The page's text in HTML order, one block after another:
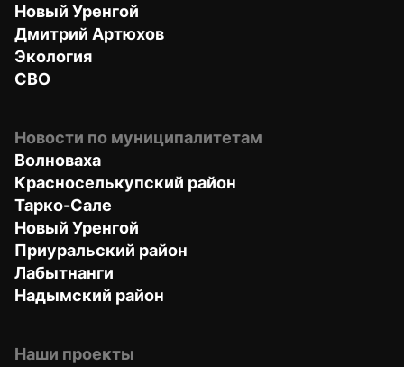
Новый Уренгой
Дмитрий Артюхов
Экология
СВО
Новости по муниципалитетам
Волноваха
Красноселькупский район
Тарко-Сале
Новый Уренгой
Приуральский район
Лабытнанги
Надымский район
Наши проекты